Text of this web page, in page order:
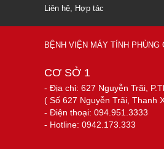
Liên hệ, Hợp tác
BỆNH VIỆN MÁY TÍNH PHÙNG
CƠ SỞ 1
- Địa chỉ: 627 Nguyễn Trãi,
( Số 627 Nguyễn Trãi, Thanh
- Điện thoại: 094.951.3333
- Hotline: 0942.173.333